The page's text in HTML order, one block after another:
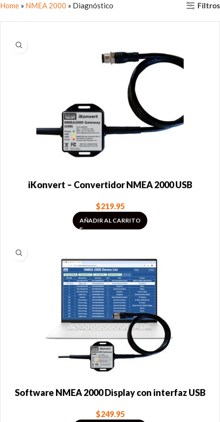
Home » NMEA 2000 » Diagnóstico Filtros
iKonvert – Convertidor NMEA 2000 USB
$219.95
AÑADIR AL CARRITO
Software NMEA 2000 Display con interfaz USB
$249.95